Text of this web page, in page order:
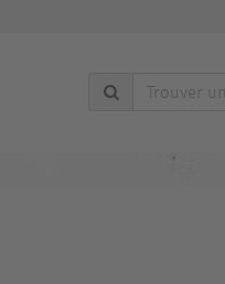
Trouver